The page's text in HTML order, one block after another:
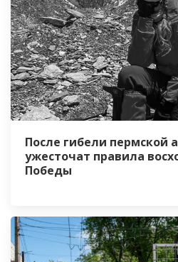
После гибели пермской
ужесточат правила
Победы